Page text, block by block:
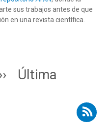
sus trabajos antes de que
en una revista científica.
página
Última página
Última
Suscribirse a RSS - física